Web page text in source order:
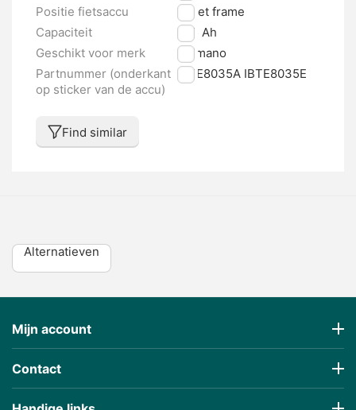
Positie fietsaccu
In het frame
Capaciteit
17.5 Ah
Geschikt voor merk
Shimano
Partnummer (onderkant
op sticker van de accu)
IBTE8035A IBTE8035E
Find similar
Alternatieven
Mijn account
Contact